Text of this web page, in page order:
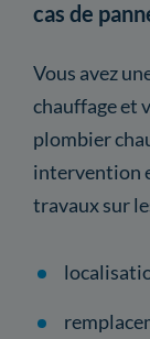
cas de
Vous avez
chauffage et
plombier
intervention
travaux sur